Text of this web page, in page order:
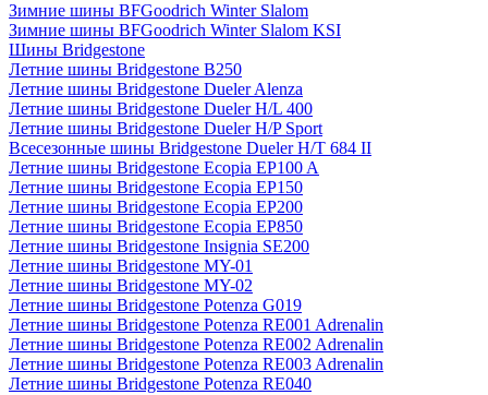
Зимние шины BFGoodrich Winter Slalom
Зимние шины BFGoodrich Winter Slalom KSI
Шины Bridgestone
Летние шины Bridgestone B250
Летние шины Bridgestone Dueler Alenza
Летние шины Bridgestone Dueler H/L 400
Летние шины Bridgestone Dueler H/P Sport
Всесезонные шины Bridgestone Dueler H/T 684 II
Летние шины Bridgestone Ecopia EP100 A
Летние шины Bridgestone Ecopia EP150
Летние шины Bridgestone Ecopia EP200
Летние шины Bridgestone Ecopia EP850
Летние шины Bridgestone Insignia SE200
Летние шины Bridgestone MY-01
Летние шины Bridgestone MY-02
Летние шины Bridgestone Potenza G019
Летние шины Bridgestone Potenza RE001 Adrenalin
Летние шины Bridgestone Potenza RE002 Adrenalin
Летние шины Bridgestone Potenza RE003 Adrenalin
Летние шины Bridgestone Potenza RE040